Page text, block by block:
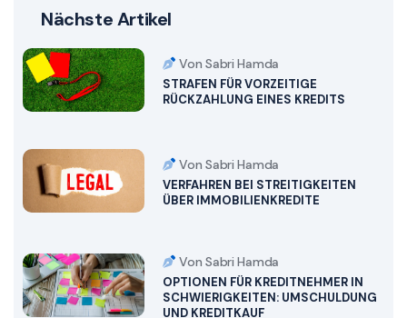
Nächste Artikel
Von Sabri Hamda
STRAFEN FÜR VORZEITIGE
RÜCKZAHLUNG EINES KREDITS
Von Sabri Hamda
VERFAHREN BEI STREITIGKEITEN
ÜBER IMMOBILIENKREDITE
Von Sabri Hamda
OPTIONEN FÜR KREDITNEHMER IN
SCHWIERIGKEITEN: UMSCHULDUNG
UND KREDITKAUF